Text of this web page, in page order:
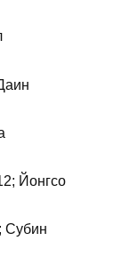
Йонгсо
Субин